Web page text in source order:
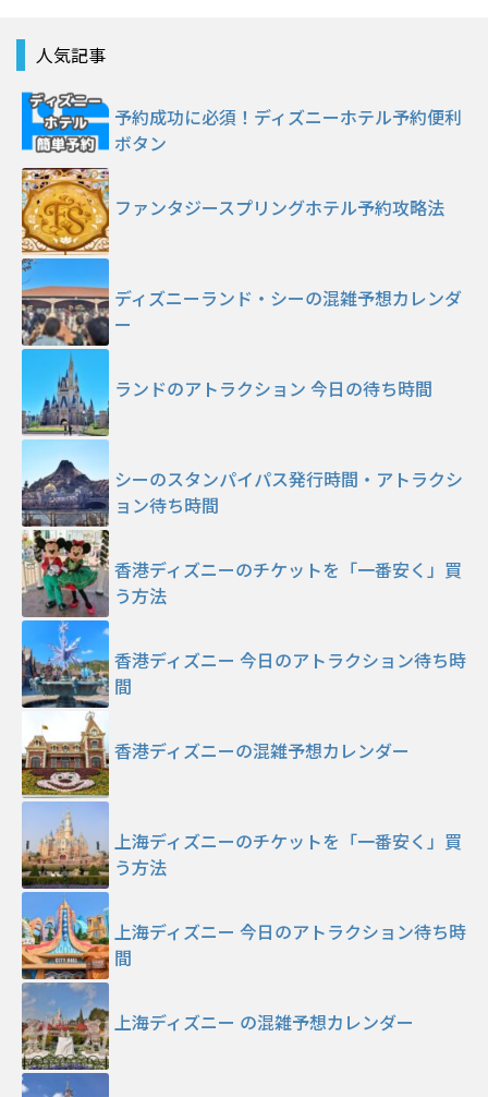
人気記事
予約成功に必須！ディズニーホテル予約便利
ボタン
ファンタジースプリングホテル予約攻略法
ディズニーランド・シーの混雑予想カレンダ
ー
ランドのアトラクション 今日の待ち時間
シーのスタンパイパス発行時間・アトラクシ
ョン待ち時間
香港ディズニーのチケットを「一番安く」買
う方法
香港ディズニー 今日のアトラクション待ち時
間
香港ディズニーの混雑予想カレンダー
上海ディズニーのチケットを「一番安く」買
う方法
上海ディズニー 今日のアトラクション待ち時
間
上海ディズニー の混雑予想カレンダー